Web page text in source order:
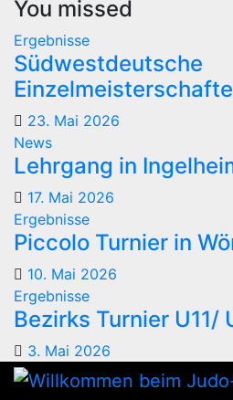
You missed
Ergebnisse
Südwestdeutsche
23. Mai 2026
News
Lehrgang in
17. Mai 2026
Ergebnisse
Piccolo Turnier in
10. Mai 2026
Ergebnisse
Bezirks Turnier U11/
3. Mai 2026